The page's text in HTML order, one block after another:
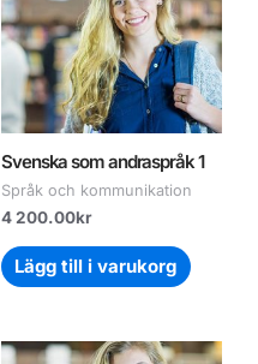
Svenska som andraspråk 1
Språk och kommunikation
4 200.00kr
Lägg till i varukorg